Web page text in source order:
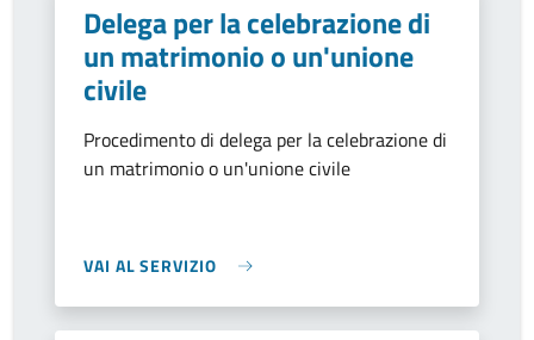
Delega per la celebrazione di
un matrimonio o un'unione
civile
Procedimento di delega per la celebrazione di
un matrimonio o un'unione civile
VAI AL SERVIZIO